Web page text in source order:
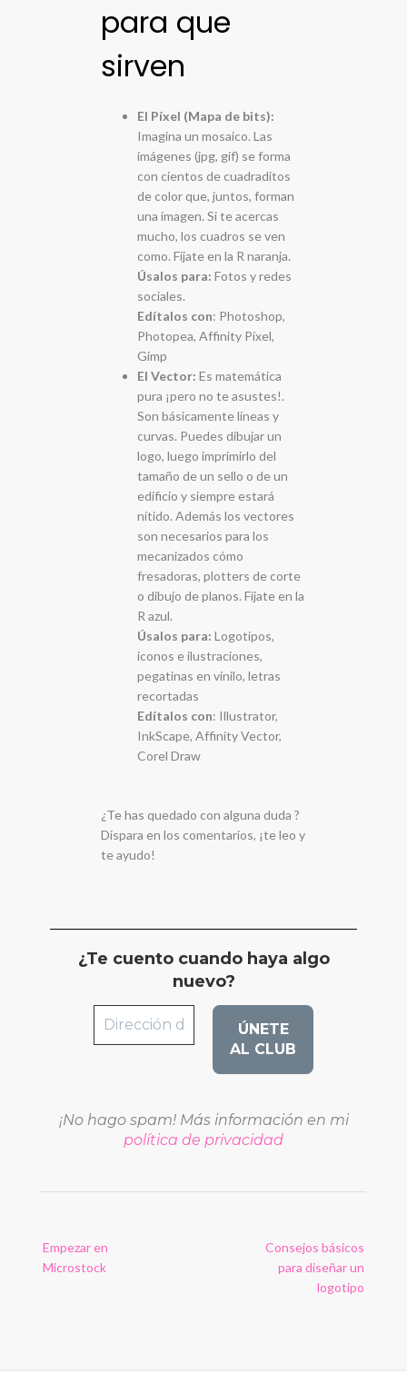
para que
sirven
El Píxel (Mapa de bits):
Imagina un mosaico. Las
imágenes (jpg, gif) se forma
con cientos de cuadraditos
de color que, juntos, forman
una imagen. Si te acercas
mucho, los cuadros se ven
como. Fíjate en la R naranja.
Úsalos para: Fotos y redes
sociales.
Edítalos con: Photoshop,
Photopea, Affinity Píxel,
Gimp
El Vector: Es matemática
pura ¡pero no te asustes!.
Son básicamente líneas y
curvas. Puedes dibujar un
logo, luego imprimirlo del
tamaño de un sello o de un
edificio y siempre estará
nítido. Además los vectores
son necesarios para los
mecanizados cómo
fresadoras, plotters de corte
o dibujo de planos. Fíjate en la
R azul.
Úsalos para: Logotipos,
iconos e ilustraciones,
pegatinas en vinilo, letras
recortadas
Edítalos con: Illustrator,
InkScape, Affinity Vector,
Corel Draw
¿Te has quedado con alguna duda ?
Dispara en los comentarios, ¡te leo y
te ayudo!
¿Te cuento cuando haya algo
nuevo?
¡No hago spam! Más información en mi
política de privacidad
de
las
Empezar en
Microstock
Consejos básicos
para diseñar un
logotipo